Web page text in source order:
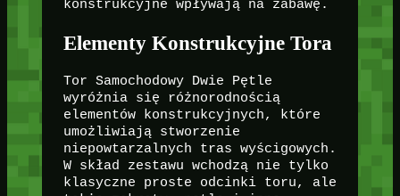
konstrukcyjne wpływają na zabawę.
Elementy Konstrukcyjne Tora
Tor Samochodowy Dwie Pętle
wyróżnia się różnorodnością
elementów konstrukcyjnych, które
umożliwiają stworzenie
niepowtarzalnych tras wyścigowych.
W skład zestawu wchodzą nie tylko
klasyczne proste odcinki toru, ale